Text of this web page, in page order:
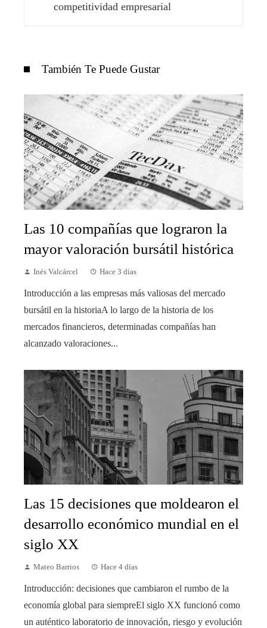
competitividad empresarial
También Te Puede Gustar
Las 10 compañías que lograron la
mayor valoración bursátil histórica
Inés Valcárcel Hace 3 días
Introducción a las empresas más valiosas del mercado
bursátil en la historiaA lo largo de la historia de los
mercados financieros, determinadas compañías han
alcanzado valoraciones...
Las 15 decisiones que moldearon el
desarrollo económico mundial en el
siglo XX
Mateo Barrios Hace 4 días
Introducción: decisiones que cambiaron el rumbo de la
economía global para siempreEl siglo XX funcionó como
un auténtico laboratorio de innovación, riesgo y evolución